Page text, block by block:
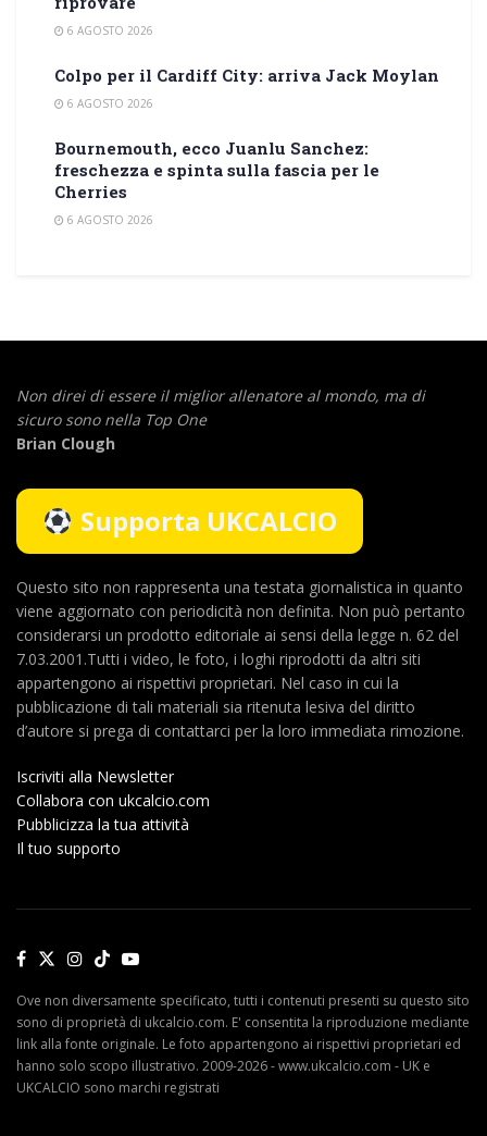
6 AGOSTO 2026
Colpo per il Cardiff City: arriva Jack Moylan
6 AGOSTO 2026
Bournemouth, ecco Juanlu Sanchez:
freschezza e spinta sulla fascia per le
Cherries
6 AGOSTO 2026
Non direi di essere il miglior allenatore al mondo, ma di
sicuro sono nella Top One
Brian Clough
Supporta UKCALCIO
Questo sito non rappresenta una testata giornalistica in quanto
viene aggiornato con periodicità non definita. Non può pertanto
considerarsi un prodotto editoriale ai sensi della legge n. 62 del
7.03.2001.Tutti i video, le foto, i loghi riprodotti da altri siti
appartengono ai rispettivi proprietari. Nel caso in cui la
pubblicazione di tali materiali sia ritenuta lesiva del diritto
d’autore si prega di contattarci per la loro immediata rimozione.
Iscriviti alla Newsletter
Collabora con ukcalcio.com
Pubblicizza la tua attività
Il tuo supporto
Ove non diversamente specificato, tutti i contenuti presenti su questo sito
sono di proprietà di ukcalcio.com. E' consentita la riproduzione mediante
link alla fonte originale. Le foto appartengono ai rispettivi proprietari ed
hanno solo scopo illustrativo. 2009-2026 - www.ukcalcio.com - UK e
UKCALCIO sono marchi registrati